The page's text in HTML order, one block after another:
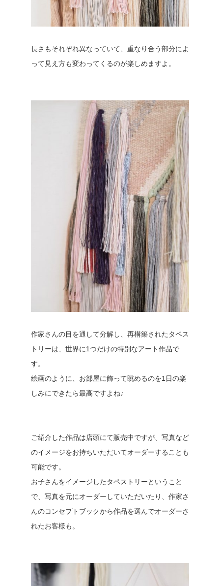
長さもそれぞれ異なっていて、重なり合う部分によ
って見え方も変わってくるのが楽しめますよ。
作家さんの目を通して分解し、再構築されたタペス
トリーは、世界に1つだけの特別なアート作品で
す。
絵画のように、お部屋に飾って眺めるのを1日の楽
しみにできたら最高ですよね♪
ご紹介した作品は店頭にて販売中ですが、写真など
のイメージをお持ちいただいてオーダーすることも
可能です。
お子さんをイメージしたタペストリーということ
で、写真を元にオーダーしていただいたり、作家さ
んのコンセプトブックから作品を選んでオーダーさ
れたお客様も。